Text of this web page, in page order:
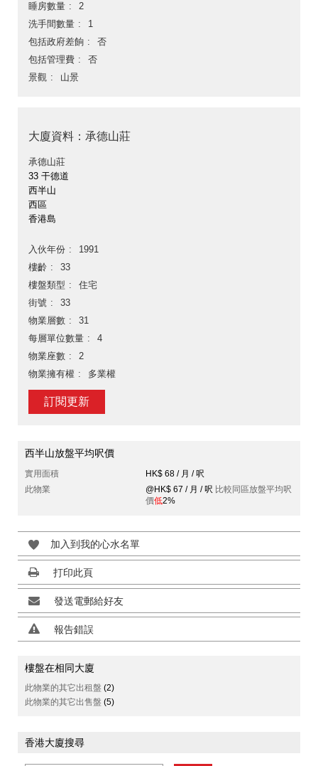
睡房數量
2
洗手間數量
1
包括政府差餉
否
包括管理費
否
景觀
山景
大廈資料：承德山莊
承德山莊
33 干德道
西半山
西區
香港島
入伙年份
1991
樓齡
33
樓盤類型
住宅
街號
33
物業層數
31
每層單位數量
4
物業座數
2
物業擁有權
多業權
訂閱更新
西半山放盤平均呎價
實用面積
HK$ 68 / 月 / 呎
此物業
@HK$ 67 / 月 / 呎 比較同區放盤平均呎
價低2%
加入到我的心水名單
打印此頁
發送電郵給好友
報告錯誤
樓盤在相同大廈
此物業的其它出租盤 (2)
此物業的其它出售盤 (5)
香港大廈搜尋